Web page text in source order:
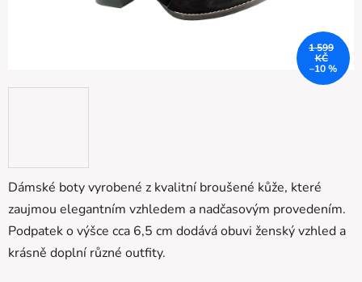
Dámské boty vyrobené z kvalitní broušené kůže, které
zaujmou elegantním vzhledem a nadčasovým provedením.
Podpatek o výšce cca 6,5 cm dodává obuvi ženský vzhled a
krásně doplní různé outfity.
1 599
KČ
–10 %